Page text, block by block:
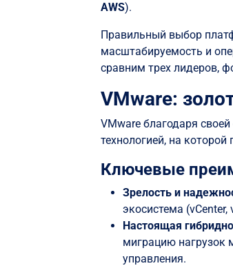
AWS).
Правильный выбор
масштабируемость и
сравним трех лидеров,
VMware:
VMware благодаря
технологией, на
Ключевые
Зрелость и
экосистема
Настоящая
миграцию нагрузок
управления.